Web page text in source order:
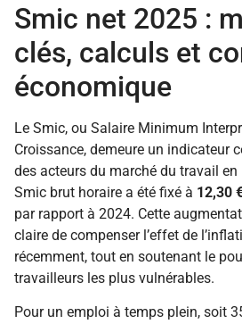
Smic net 2025 :
clés, calculs et
économique
Le Smic, ou Salaire Minimum
Croissance, demeure un indicateur
des acteurs du marché du travail en
Smic brut horaire a été fixé à 12,30
par rapport à 2024. Cette
claire de compenser l’effet de
récemment, tout en soutenant le
travailleurs les plus vulnérables.
Pour un emploi à temps plein, soit